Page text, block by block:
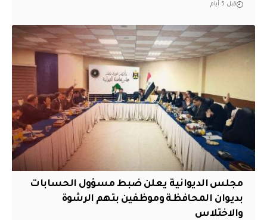
قبل 5 أيام
مجلس الديوانية يعلن ضبط مسؤول الحسابات
بديوان المحافظة وموظفين بتهم الرشوة
والاختلاس